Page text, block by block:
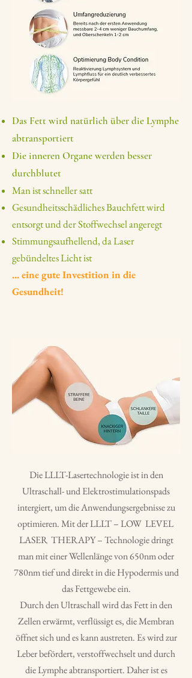
Das Fett wird natürlich über die Lymphe
abtransportiert
Die inneren Organe werden besser
durchblutet
Man ist schneller satt
Gesundheitsschädliches Bauchfett wird
entsorgt und der Stoffwechsel angeregt
Stimmungsaufhellend, da Laser
gebündeltes Licht ist
... eine gute Investition in die
Gesundheit!
Die LLLT-Lasertechnologie ist in den
Ultraschall- und Elektrostimulationspads
intergiert, um die Anwendungsergebnisse zu
optimieren. Mit der LLLT – LOW LEVEL
LASER THERAPY – Technologie dringt
man mit einer Wellenlänge von 650nm oder
780nm tief und direkt in die Hypodermis und
das Fettgewebe ein.
Durch den Ultraschall wird das Fett in den
Zellen erwärmt, verflüssigt es, die Membran
öffnet sich und es kann austreten. Es wird zur
Leber befördert, verstoffwechselt und durch
die Lymphe abtransportiert. Daher ist es